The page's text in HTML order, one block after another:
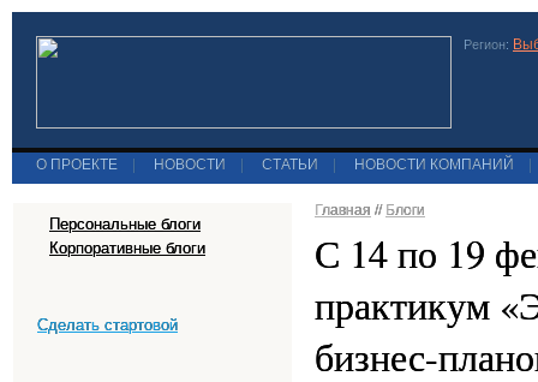
Регион:
О ПРОЕКТЕ НОВОСТИ СТАТЬИ НОВОСТИ КОМПАНИЙ
Персональные блоги
Корпоративные блоги
Сделать стартовой
Главная // Блоги
С 14 по 19
практикум
бизнес-